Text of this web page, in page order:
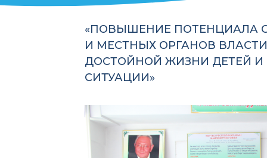
«ПОВЫШЕНИЕ ПОТЕНЦИАЛА
И МЕСТНЫХ ОРГАНОВ
ДОСТОЙНОЙ ЖИЗНИ ДЕТЕЙ
СИТУАЦИИ»